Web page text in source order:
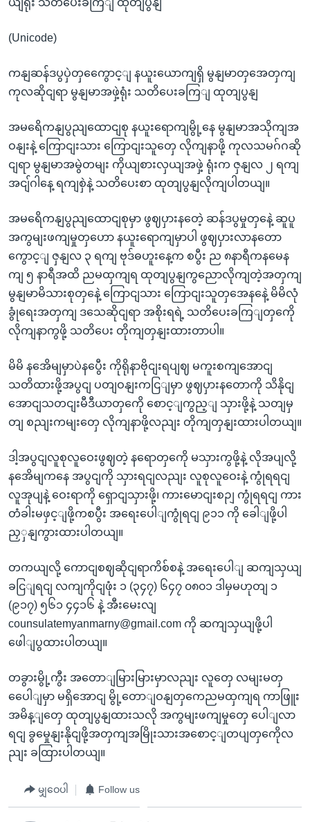
(Unicode)
ကနျဆန်ဒပွပှဲတှကွေောင့ျ နယူးယောကျရှိ မွနျမာတှအေတှကျ
ကုလဆိုငျရာ မွနျမာအဖှဲ့ရုံး သတိပေးခကြျ ထုတျပွနျ
အမရေိကနျပွညျထောငျစု နယူးရောကျမွို့နေ မွနျမာအသိုကျအ
ဝနျးနဲ့ ကြောငျးသား ကြောငျးသူတှေ လိုကျနာဖို့ ကုလသမဂ်ဂဆို
ငျရာ မွနျမာအမွဲတမျး ကိုယျစားလှယျအဖှဲ့ ရုံးက ဇှနျလ ၂ ရကျ
အငျ်ဂါနေ့ ရကျစှဲနဲ့ သတိပေးစာ ထုတျပွနျလိုကျပါတယျ။
အမရေိကနျပွညျထောငျစုမှာ ဖွဈပှားနတေဲ့ ဆန်ဒပွမှုတှနေဲ့ ဆူပူ
အကွမျးဖကျမှုတှဟော နယူးရောကျမှာပါ ဖွဈပှားလာနတော
ကွောင့ျ ဇှနျလ ၃ ရကျ ဗုဒ်ဓဟူးနေ့က စပွီး ည ၈နာရီကနမေန
ကျ ၅ နာရီအထိ ညမထှကျရ ထုတျပွနျကွညောလိုကျတဲ့အတှကျ
မွနျမာမိသားစုတှနေဲ့ ကြောငျသား ကြောငျးသူတှအေနနေဲ့ မိမိလုံ
ခွုံရေးအတှကျ ‌ဒသေဆိုငျရာ အစိုးရရဲ့ သတိပေးခကြျတှကေို
လိုကျနာကွဖို့ သတိပေး တိုကျတှနျးထားတာပါ။
မိမိ နအေိမျမှာပဲနပွေီး ကိုရိုနာဗိုငျးရပျဈ မကူးစကျအောငျ
သတိထားဖို့အပွငျ ပတျဝနျးကငြျမှာ ဖွဈပှားနတောကို သိနိုငျ
အောငျသတငျးမီဒီယာတှကေို စောင့ျကွည့ျ သှားဖို့နဲ့ သတျမှ
တျ စညျးကမျးတှေ လိုကျနာဖို့လညျး တိုကျတှနျးထားပါတယျ။
ဒါ့အပွငျလူစုလူဝေးဖွဈတဲ့ နရောတှကေို မသှားကွဖို့နဲ့ လိုအပျလို့
နအေိမျကနေ အပွငျကို သှားရငျလညျး လူစုလူဝေးနဲ့ ကွုံရရငျ
လူအုပျနဲ့ ဝေးရာကို ရှောငျသှားဖို့၊ ကားမောငျးစဉျ ကွုံရရငျ ကား
တံခါးမဖှင့ျဖို့ကစပွီး အရေးပေါျကွုံရငျ ၉၁၁ ကို ခေါျဖို့ပါ
ညှှနျကွားထားပါတယျ။
တကယျလို့ ကောငျစဈဆိုငျရာကိစ်စနဲ့ အရေးပေါျ ဆကျသှယျ
ခငြျရငျ လကျကိုငျဖုံး ၁ (၃၄၇) ၆၄၇ ၀၈၀၁ ဒါမှမဟုတျ ၁
(၉၁၇) ၅၆၁ ၄၄၁၆ နဲ့ အီးမေးလျ
counsulatemyanmarny@gmail.com ကို ဆကျသှယျဖို့ပါ
ဖေါျပွထားပါတယျ။
တခွားမွို့ကွီး အတောျမြားမြားမှာလညျး လူတှေ လမျးမတှ
ပေေါျမှာ မရှိအောငျ မွို့တောျဝနျတှကေညမထှကျရ ကာဖြူး
အမိန့ျတှေ ထုတျပွနျထားသလို အကွမျးဖကျမှုတှေ ပေါျလာ
ရငျ ခွမှေုနျးနိုငျဖို့အတှကျအမြိုးသားအစောင့ျတပျတှကေိုလ
ညျး ခထြားပါတယျ။
မျှဝေပါ Follow us